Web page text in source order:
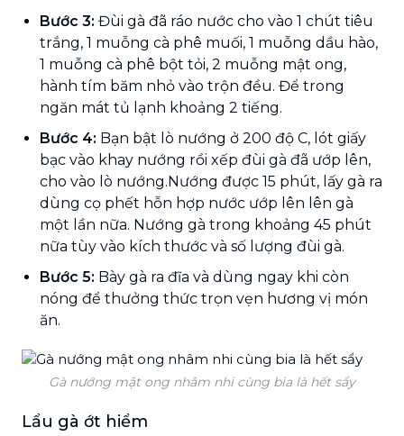
Bước 3: Đùi gà đã ráo nước cho vào 1 chút tiêu
trắng, 1 muỗng cà phê muối, 1 muỗng dầu hào,
1 muỗng cà phê bột tỏi, 2 muỗng mật ong,
hành tím băm nhỏ vào trộn đều. Để trong
ngăn mát tủ lạnh khoảng 2 tiếng.
Bước 4: Bạn bật lò nướng ở 200 độ C, lót giấy
bạc vào khay nướng rồi xếp đùi gà đã ướp lên,
cho vào lò nướng.Nướng được 15 phút, lấy gà ra
dùng cọ phết hỗn hợp nước ướp lên lên gà
một lần nữa. Nướng gà trong khoảng 45 phút
nữa tùy vào kích thước và số lượng đùi gà.
Bước 5: Bày gà ra đĩa và dùng ngay khi còn
nóng để thưởng thức trọn vẹn hương vị món
ăn.
Gà nướng mật ong nhâm nhi cùng bia là hết sẩy
Lẩu gà ớt hiểm